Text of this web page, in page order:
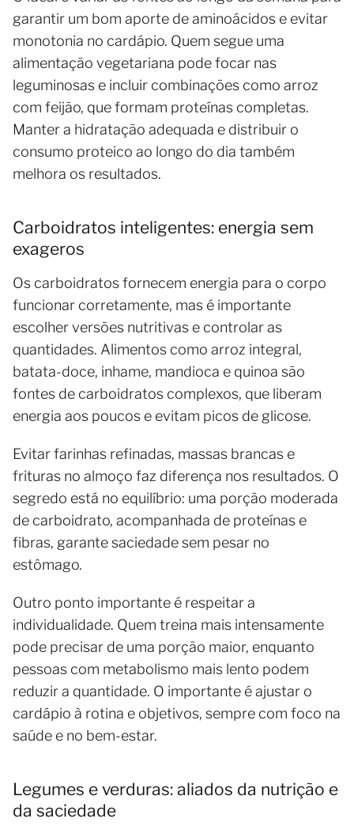
garantir um bom aporte de aminoácidos e evitar
monotonia no cardápio. Quem segue uma
alimentação vegetariana pode focar nas
leguminosas e incluir combinações como arroz
com feijão, que formam proteínas completas.
Manter a hidratação adequada e distribuir o
consumo proteico ao longo do dia também
melhora os resultados.
Carboidratos inteligentes: energia sem
exageros
Os carboidratos fornecem energia para o corpo
funcionar corretamente, mas é importante
escolher versões nutritivas e controlar as
quantidades. Alimentos como arroz integral,
batata-doce, inhame, mandioca e quinoa são
fontes de carboidratos complexos, que liberam
energia aos poucos e evitam picos de glicose.
Evitar farinhas refinadas, massas brancas e
frituras no almoço faz diferença nos resultados. O
segredo está no equilíbrio: uma porção moderada
de carboidrato, acompanhada de proteínas e
fibras, garante saciedade sem pesar no
estômago.
Outro ponto importante é respeitar a
individualidade. Quem treina mais intensamente
pode precisar de uma porção maior, enquanto
pessoas com metabolismo mais lento podem
reduzir a quantidade. O importante é ajustar o
cardápio à rotina e objetivos, sempre com foco na
saúde e no bem-estar.
Legumes e verduras: aliados da nutrição e
da saciedade